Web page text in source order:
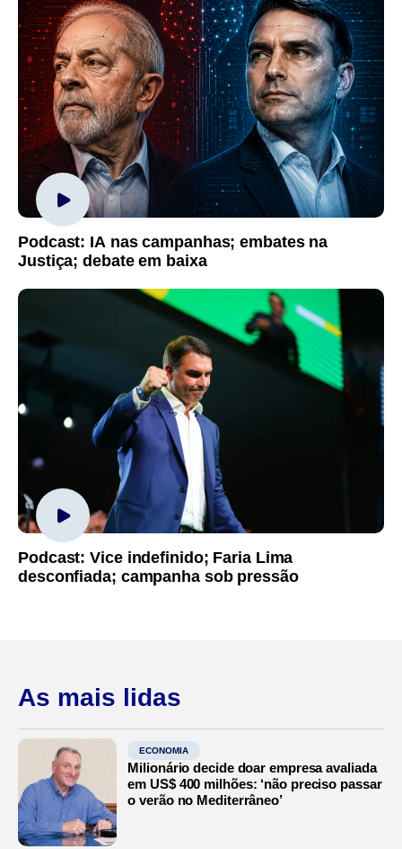
Podcast: IA nas campanhas; embates na
Justiça; debate em baixa
Podcast: Vice indefinido; Faria Lima
desconfiada; campanha sob pressão
As mais lidas
ECONOMIA
Milionário decide doar empresa avaliada
em US$ 400 milhões: ‘não preciso passar
o verão no Mediterrâneo’